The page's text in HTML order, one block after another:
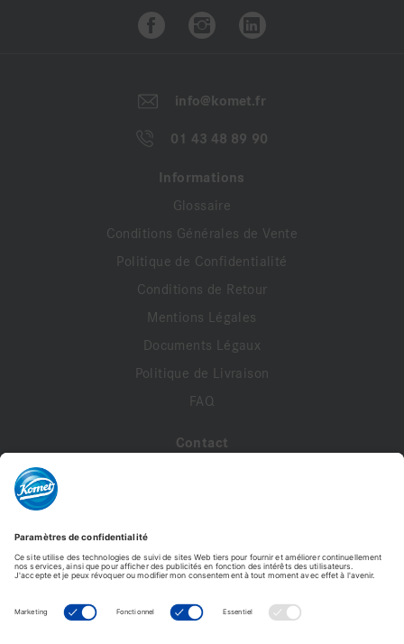
info@komet.fr
01 43 48 89 90
Informations
Glossaire
Conditions Générales de Vente
Politique de Confidentialité
Conditions de Retour
Mentions Légales
Documents Légaux
Politique de Livraison
FAQ
Contact
Profil de compte
Commandes